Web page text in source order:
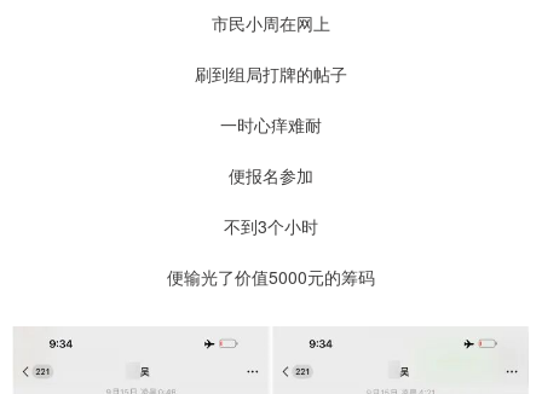
市民小周在网上
刷到组局打牌的帖子
一时心痒难耐
便报名参加
不到3个小时
便输光了价值5000元的筹码